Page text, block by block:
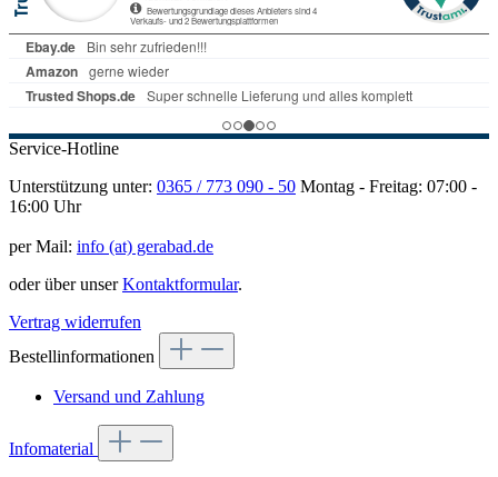
Service-Hotline
Unterstützung unter: 0365 / 773 090 - 50 Montag - Freitag: 07:00 -
16:00 Uhr
per Mail: info (at) gerabad.de
oder über unserKontaktformular.
Vertrag widerrufen
Bestellinformationen
Versand und Zahlung
Infomaterial